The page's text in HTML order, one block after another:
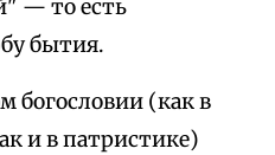
— то есть
бытия.
богословии (как в
и в патристике)